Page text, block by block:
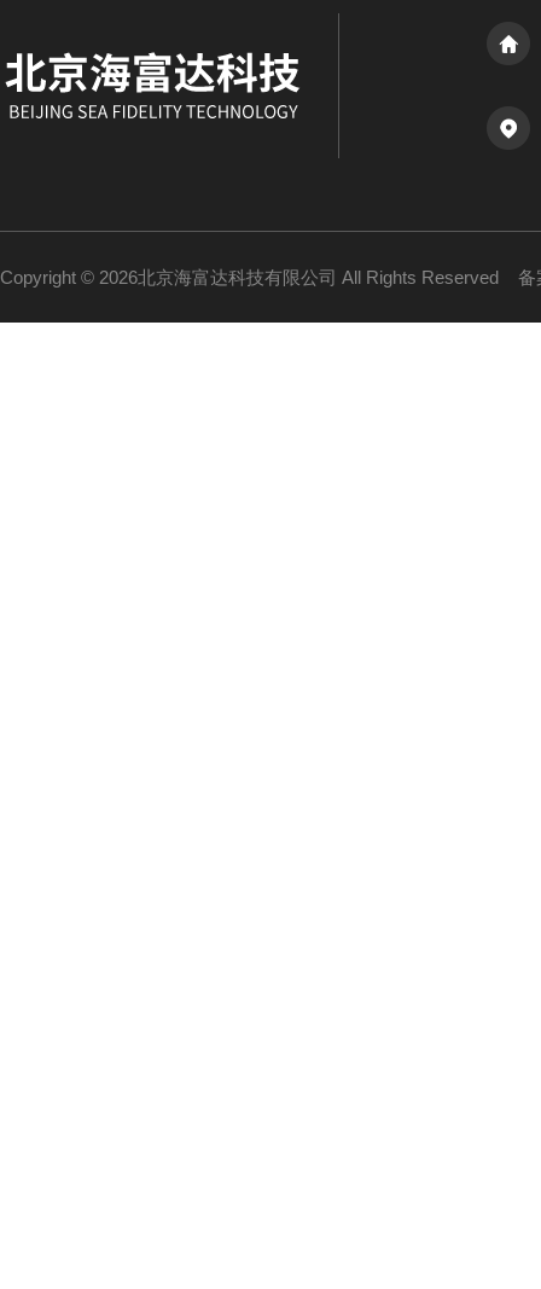
Copyright © 2026北京海富达科技有限公司 All Rights Reserved 备